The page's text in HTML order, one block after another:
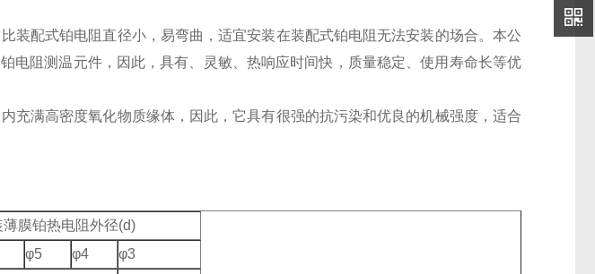
装配式铂电阻直径小，易弯曲，适宜安装在装配式铂电阻无法安装的场合。本公
电阻测温元件，因此，具有、灵敏、热响应时间快，质量稳定、使用寿命长等优
充满高密度氧化物质缘体，因此，它具有很强的抗污染和优良的机械强度，适合
薄膜铂热电阻外径(d)
φ5 φ4
φ3